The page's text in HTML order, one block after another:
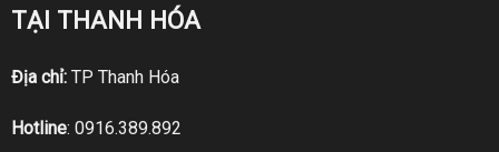
TẠI THANH HÓA
Địa chỉ:TP Thanh Hóa
Hotline: 0916.389.892